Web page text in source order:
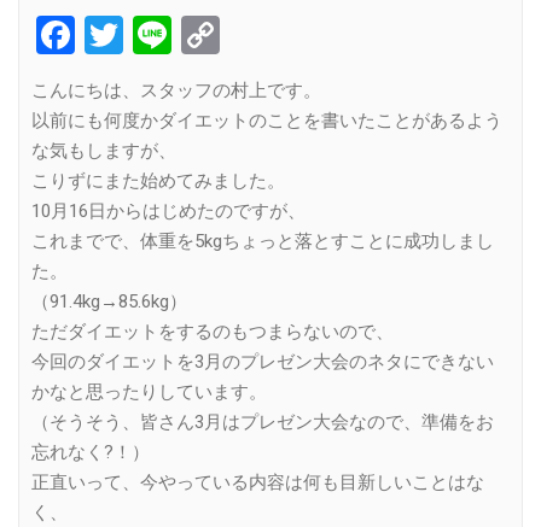
Facebook
Twitter
Line
Link
こんにちは、スタッフの村上です。
以前にも何度かダイエットのことを書いたことがあるよう
な気もしますが、
こりずにまた始めてみました。
10月16日からはじめたのですが、
これまでで、体重を5kgちょっと落とすことに成功しまし
た。
（91.4kg→85.6kg）
ただダイエットをするのもつまらないので、
今回のダイエットを3月のプレゼン大会のネタにできない
かなと思ったりしています。
（そうそう、皆さん3月はプレゼン大会なので、準備をお
忘れなく?！）
正直いって、今やっている内容は何も目新しいことはな
く、